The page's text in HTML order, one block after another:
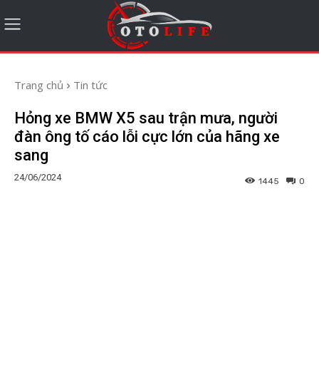
Trang chủ Tin tức
Hỏng xe BMW X5 sau trận mưa, người
đàn ông tố cáo lỗi cực lớn của hãng xe
sang
24/06/2024 0
1445